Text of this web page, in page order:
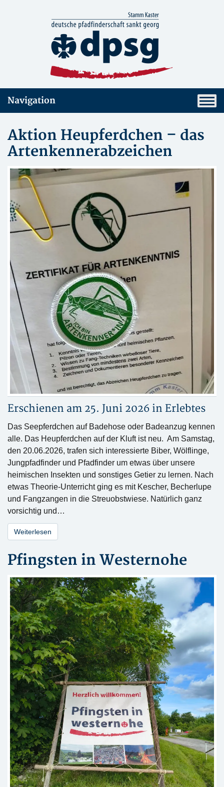
Navigation
Aktion Heupferdchen – das
Artenkennerabzeichen
Erschienen am 25. Juni 2026 in Erlebtes
Das Seepferdchen auf Badehose oder Badeanzug kennen
alle. Das Heupferdchen auf der Kluft ist neu. Am Samstag,
den 20.06.2026, trafen sich interessierte Biber, Wölflinge,
Jungpfadfinder und Pfadfinder um etwas über unsere
heimischen Insekten und sonstiges Getier zu lernen. Nach
etwas Theorie-Unterricht ging es mit Kescher, Becherlupe
und Fangzangen in die Streuobstwiese. Natürlich ganz
vorsichtig und…
Weiterlesen
Pfingsten in Westernohe